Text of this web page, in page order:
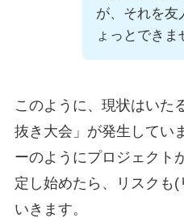
が、それを友
ょっとできま
このように、現状はいた
抜き大会」が発生してい
ーのようにプロジェクト
定し始めたら、リスクも
いきます。